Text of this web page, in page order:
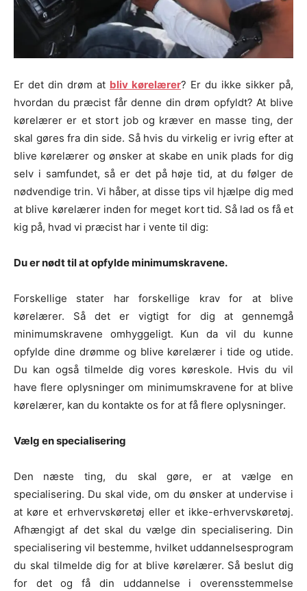
Er det din drøm at bliv kørelærer? Er du ikke sikker på,
hvordan du præcist får denne din drøm opfyldt? At blive
kørelærer er et stort job og kræver en masse ting, der
skal gøres fra din side. Så hvis du virkelig er ivrig efter at
blive kørelærer og ønsker at skabe en unik plads for dig
selv i samfundet, så er det på høje tid, at du følger de
nødvendige trin. Vi håber, at disse tips vil hjælpe dig med
at blive kørelærer inden for meget kort tid. Så lad os få et
kig på, hvad vi præcist har i vente til dig:
Du er nødt til at opfylde minimumskravene.
Forskellige stater har forskellige krav for at blive
kørelærer. Så det er vigtigt for dig at gennemgå
minimumskravene omhyggeligt. Kun da vil du kunne
opfylde dine drømme og blive kørelærer i tide og utide.
Du kan også tilmelde dig vores køreskole. Hvis du vil
have flere oplysninger om minimumskravene for at blive
kørelærer, kan du kontakte os for at få flere oplysninger.
Vælg en specialisering
Den næste ting, du skal gøre, er at vælge en
specialisering. Du skal vide, om du ønsker at undervise i
at køre et erhvervskøretøj eller et ikke-erhvervskøretøj.
Afhængigt af det skal du vælge din specialisering. Din
specialisering vil bestemme, hvilket uddannelsesprogram
du skal tilmelde dig for at blive kørelærer. Så beslut dig
for det og få din uddannelse i overensstemmelse